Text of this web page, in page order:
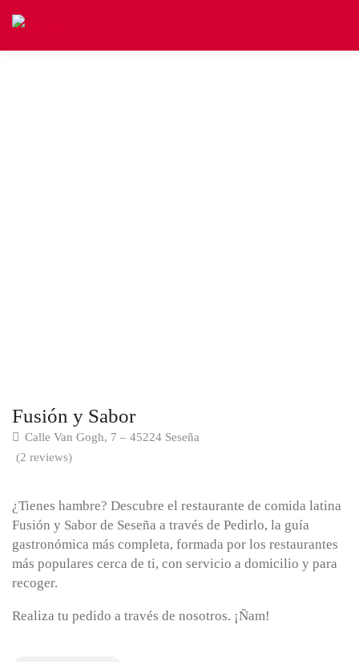
Fusión y Sabor
Calle Van Gogh, 7 – 45224 Seseña
(2 reviews)
¿Tienes hambre? Descubre el restaurante de comida latina
Fusión y Sabor de Seseña a través de Pedirlo, la guía
gastronómica más completa, formada por los restaurantes
más populares cerca de ti, con servicio a domicilio y para
recoger.
Realiza tu pedido a través de nosotros. ¡Ñam!